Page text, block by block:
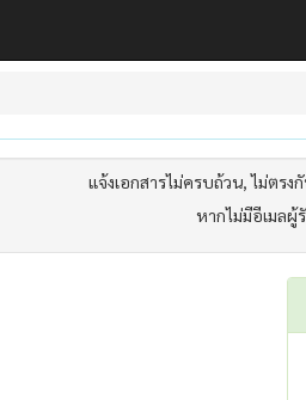
แจ้งเอกสารไม่ครบถ้วน, ไม่ตร
หากไม่มีอีเมลผู้